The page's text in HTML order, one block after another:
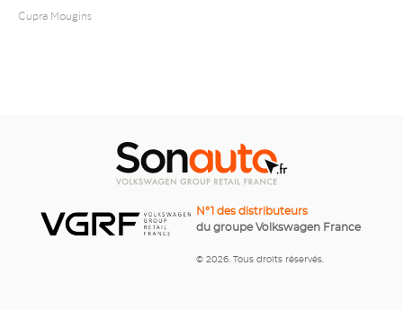
Cupra Mougins
N°1 des distributeurs
du groupe Volkswagen France
© 2026. Tous droits réservés.